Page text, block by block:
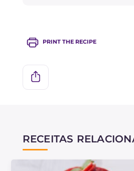
PRINT THE RECIPE
RECEITAS